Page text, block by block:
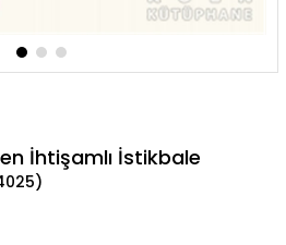
İhtişamlı İstikbale